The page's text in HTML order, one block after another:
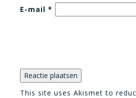
E-mail *
This site uses Akismet to